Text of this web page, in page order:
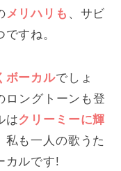
メリハリも 、サビ
すね。
ボーカルでしょ
ロングトーンも登
はクリーミーに輝
私も一人の歌うた
カルです!